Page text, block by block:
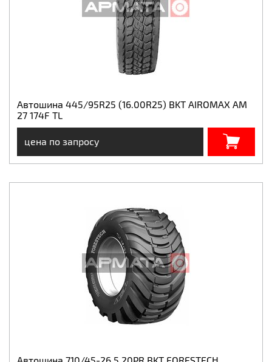
Автошина 445/95R25 (16.00R25) BKT AIROMAX AM
27 174F TL
цена по запросу